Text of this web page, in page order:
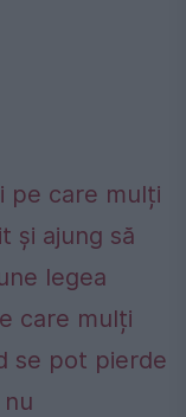
pe care mulți
și ajung să
legea
care mulți
se pot pierde